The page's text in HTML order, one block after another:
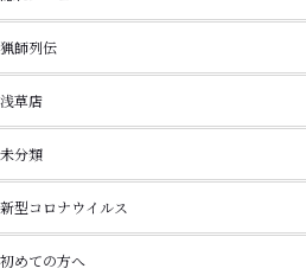
猟師列伝
浅草店
未分類
新型コロナウイルス
初めての方へ